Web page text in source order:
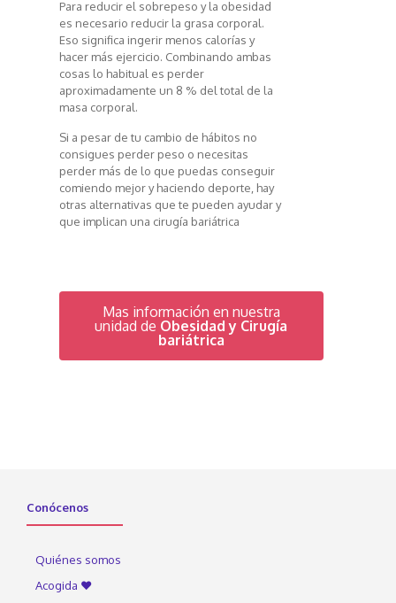
Para reducir el sobrepeso y la obesidad
es necesario reducir la grasa corporal.
Eso significa ingerir menos calorías y
hacer más ejercicio. Combinando ambas
cosas lo habitual es perder
aproximadamente un 8 % del total de la
masa corporal.
Si a pesar de tu cambio de hábitos no
consigues perder peso o necesitas
perder más de lo que puedas conseguir
comiendo mejor y haciendo deporte, hay
otras alternativas que te pueden ayudar y
que implican una cirugía bariátrica
Mas información en nuestra
unidad de Obesidad y Cirugía
bariátrica
Conócenos
Quiénes somos
Acogida ♥